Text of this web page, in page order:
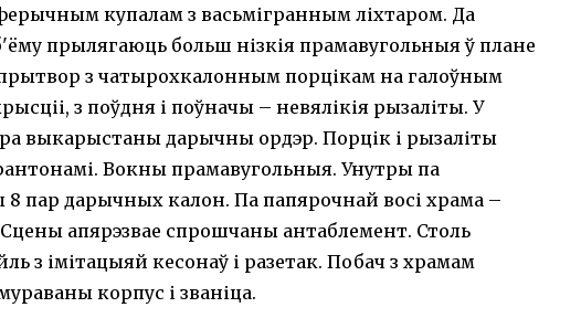
купалам з васьмігранным ліхтаром. Да
прылягаюць больш нізкія прамавугольныя ў плане
з чатырохкалонным порцікам на галоўным
з поўдня і поўначы – невялікія рызаліты. У
выкарыстаны дарычны ордэр. Порцік і рызаліты
Вокны прамавугольныя. Унутры па
пар дарычных калон. Па папярочнай восі храма –
апярэзвае спрошчаны антаблемент. Столь
з імітацыяй кесонаў і разетак. Побач з храмам
корпус і званіца.